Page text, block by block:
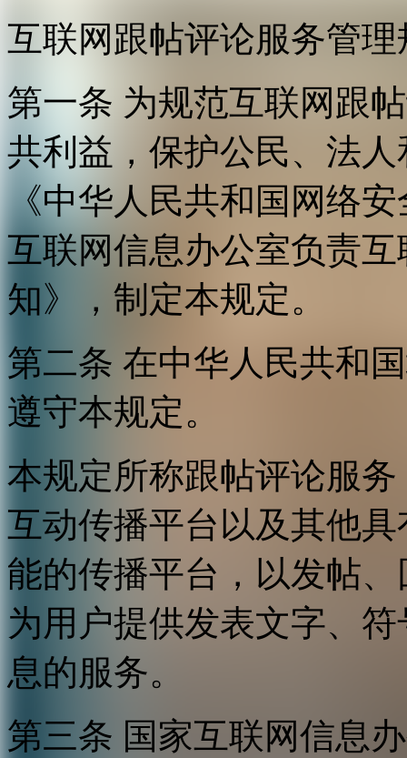
互联网跟帖评论服务管理
第一条 为规范互联网跟
共利益，保护公民、法
《中华人民共和国网络
互联网信息办公室负责
知》，制定本规定。
第二条 在中华人民共和
遵守本规定。
本规定所称跟帖评论服
互动传播平台以及其他
能的传播平台，以发帖
为用户提供发表文字、
息的服务。
第三条 国家互联网信息